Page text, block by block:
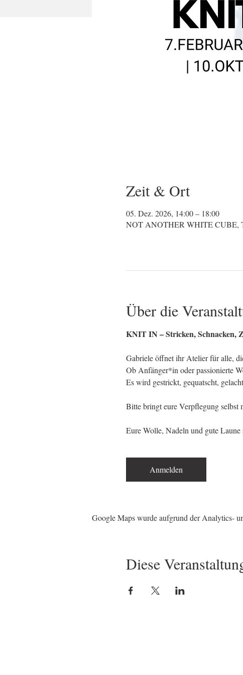
Zeit & Ort
05. Dez. 2026, 14:00 – 18:00
NOT ANOTHER WHITE CUBE,
Über die
KNIT IN – Stricken, Schnacken,
Gabriele öffnet ihr Atelier für alle,
Ob Anfänger*in oder passionierte
Es wird gestrickt, gequatscht,
Bitte bringt eure Verpflegung selbst
Eure Wolle, Nadeln und gute Laune
Anmelden
Google Maps wurde aufgrund der Analytics-
Diese